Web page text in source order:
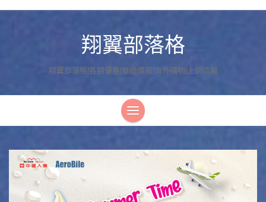
翔翼部落格
翔翼部落格|各類優惠|旅遊情報|海外購物|上網情報